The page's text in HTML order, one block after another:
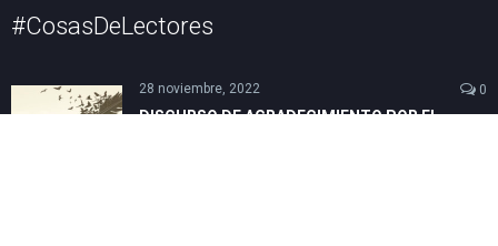
#CosasDeLectores
28 noviembre, 2022 0
DISCURSO DE AGRADECIMIENTO POR EL